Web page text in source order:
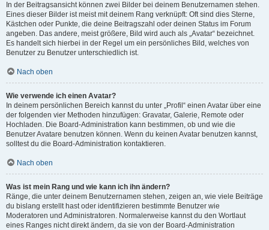
In der Beitragsansicht können zwei Bilder bei deinem Benutzernamen stehen.
Eines dieser Bilder ist meist mit deinem Rang verknüpft: Oft sind dies Sterne,
Kästchen oder Punkte, die deine Beitragszahl oder deinen Status im Forum
angeben. Das andere, meist größere, Bild wird auch als „Avatar“ bezeichnet.
Es handelt sich hierbei in der Regel um ein persönliches Bild, welches von
Benutzer zu Benutzer unterschiedlich ist.
Nach oben
Wie verwende ich einen Avatar?
In deinem persönlichen Bereich kannst du unter „Profil“ einen Avatar über eine
der folgenden vier Methoden hinzufügen: Gravatar, Galerie, Remote oder
Hochladen. Die Board-Administration kann bestimmen, ob und wie die
Benutzer Avatare benutzen können. Wenn du keinen Avatar benutzen kannst,
solltest du die Board-Administration kontaktieren.
Nach oben
Was ist mein Rang und wie kann ich ihn ändern?
Ränge, die unter deinem Benutzernamen stehen, zeigen an, wie viele Beiträge
du bislang erstellt hast oder identifizieren bestimmte Benutzer wie
Moderatoren und Administratoren. Normalerweise kannst du den Wortlaut
eines Ranges nicht direkt ändern, da sie von der Board-Administration